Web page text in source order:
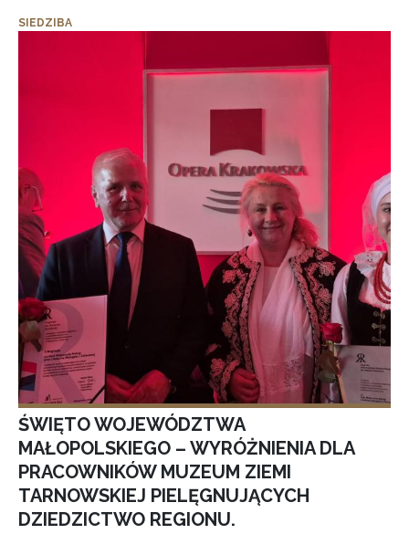
SIEDZIBA
ŚWIĘTO WOJEWÓDZTWA
MAŁOPOLSKIEGO – WYRÓŻNIENIA DLA
PRACOWNIKÓW MUZEUM ZIEMI
TARNOWSKIEJ PIELĘGNUJĄCYCH
DZIEDZICTWO REGIONU.